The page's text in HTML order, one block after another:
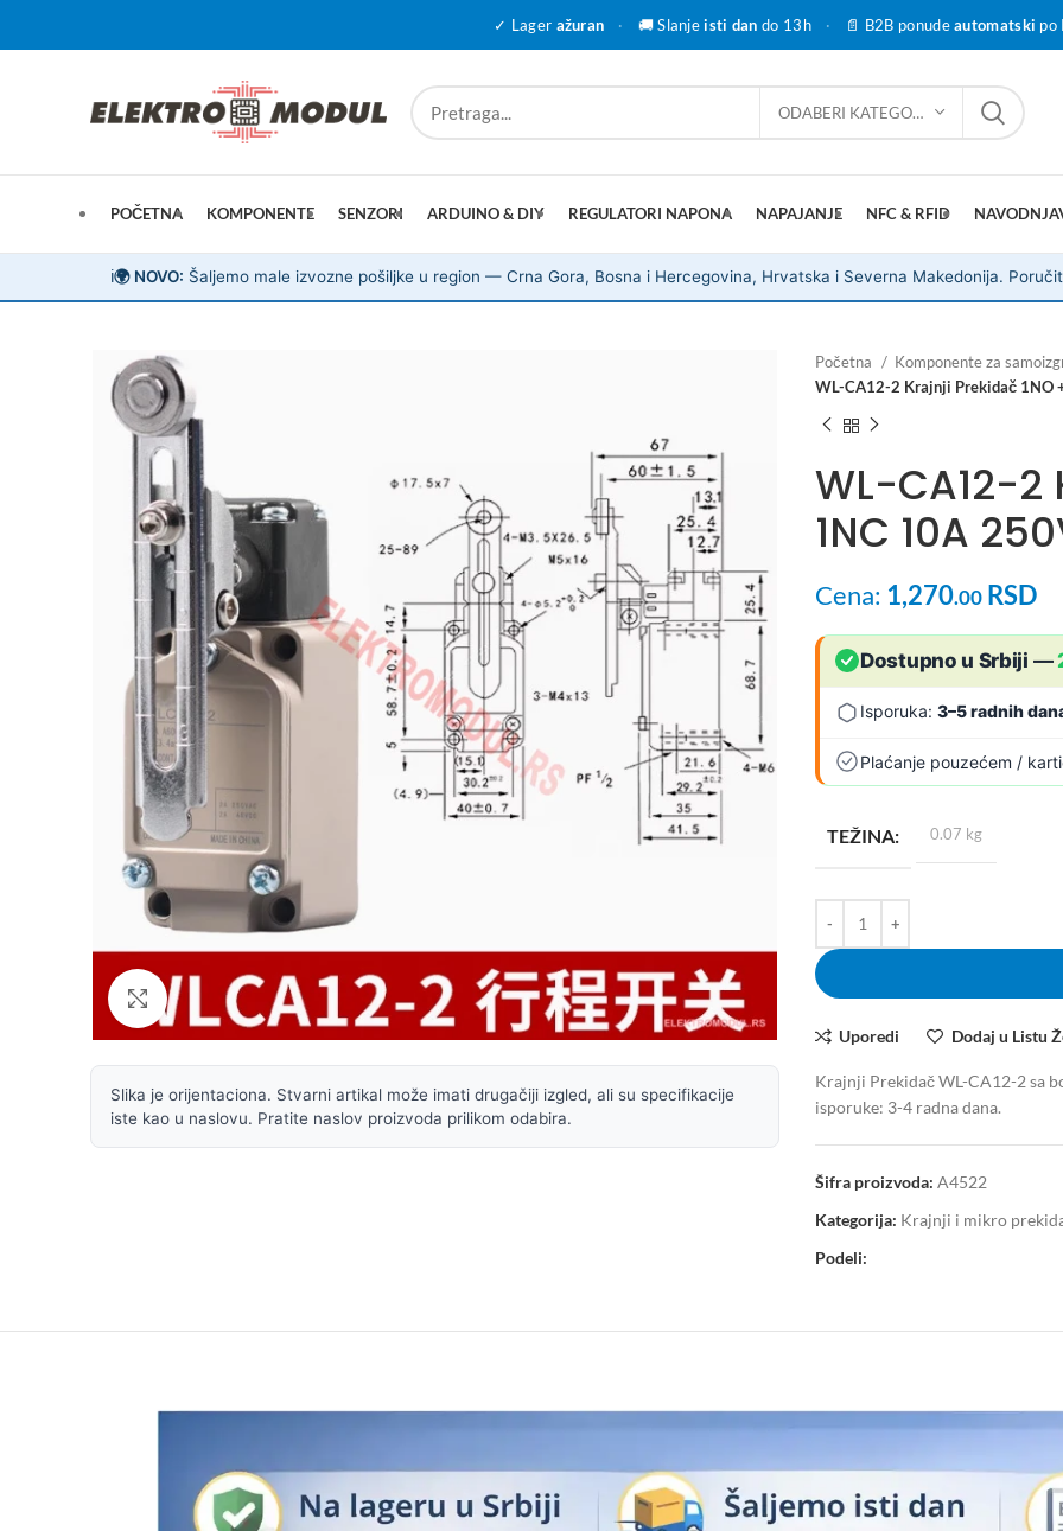
✓ Lager ažuran · 🚚 Slanjeisti dan do 13h · 📄 B2B ponudeautomatski po
ODABERI KATEGORIJU
POČETNA KOMPONENTE SENZORI ARDUINO & DIY REGULATORI NAPONA NAPAJANJE NFC & RFID
ℹ️🌍 NOVO: Šaljemo male izvozne pošiljke u region — Crna Gora, Bosna i Hercegovina, Hrvatska i Severna Makedonija.
Uvećaj sliku
Slika je orijentaciona. Stvarni artikal može imati drugačiji izgled, ali su specifikacije
iste kao u naslovu. Pratite naslov proizvoda prilikom odabira.
Početna Komponente za
WL-CA12-2 Krajnji Prekidač 1NO
WL-CA12-2
1NC 10A
Cena: 1,270.00 RSD
Dostupno u Srbiji —
Isporuka: 3–5 radnih
Plaćanje pouzećem /
TEŽINA 0.07 kg
Uporedi Dodaj u Listu
Krajnji Prekidač WL-CA12-2 sa
isporuke: 3-4 radna dana.
Šifra proizvoda: A4522
Kategorija: Krajnji i mikro
Podeli: